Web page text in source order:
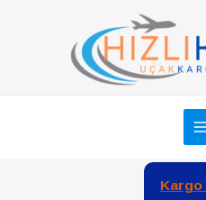
Kargo